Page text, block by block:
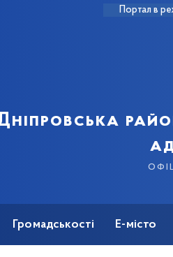
Портал в
Громадськості Е-місто